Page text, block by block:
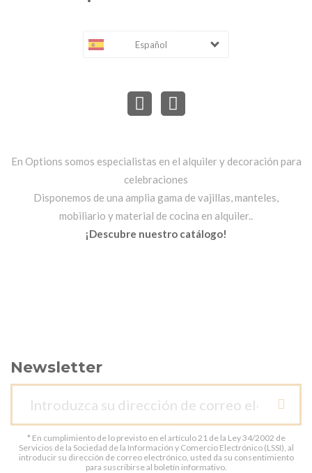
Español
En Options somos especialistas en el alquiler y decoración para
celebraciones
Disponemos de una amplia gama de vajillas, manteles,
mobiliario y material de cocina en alquiler..
¡Descubre nuestro catálogo!
Newsletter
* En cumplimiento de lo previsto en el artículo 21 de la Ley 34/2002 de
Servicios de la Sociedad de la Información y Comercio Electrónico (LSSI), al
introducir su dirección de correo electrónico, usted da su consentimiento
para suscribirse al boletín informativo.